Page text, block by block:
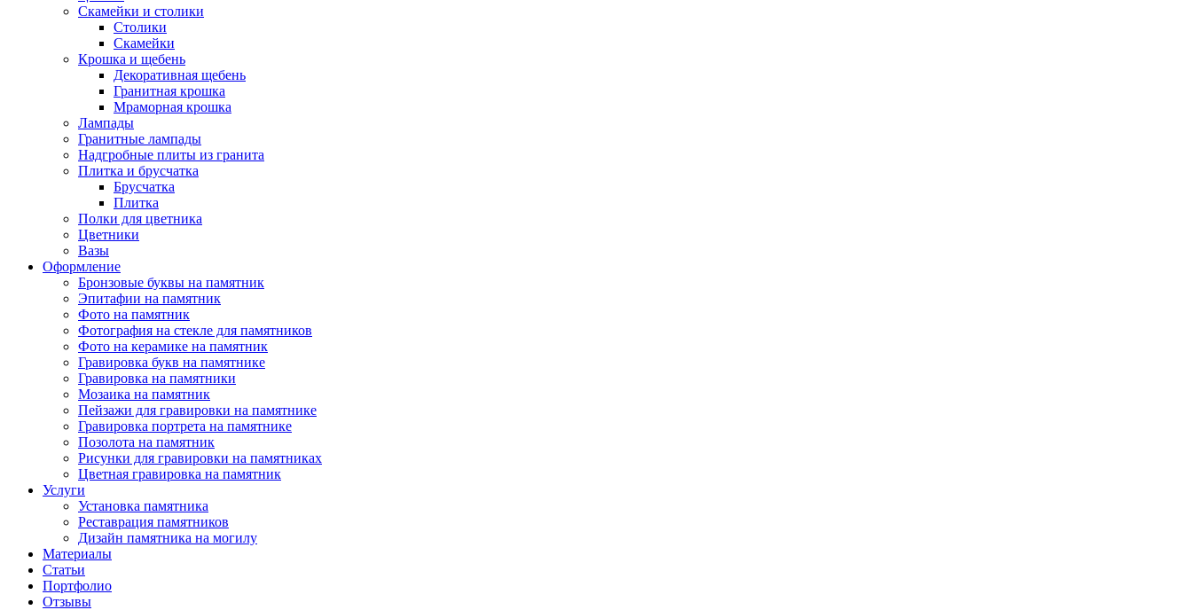
Скамейки и столики
Столики
Скамейки
Крошка и щебень
Декоративная щебень
Гранитная крошка
Мраморная крошка
Лампады
Гранитные лампады
Надгробные плиты из гранита
Плитка и брусчатка
Брусчатка
Плитка
Полки для цветника
Цветники
Вазы
Оформление
Бронзовые буквы на памятник
Эпитафии на памятник
Фото на памятник
Фотография на стекле для памятников
Фото на керамике на памятник
Гравировка букв на памятнике
Гравировка на памятники
Мозаика на памятник
Пейзажи для гравировки на памятнике
Гравировка портрета на памятнике
Позолота на памятник
Рисунки для гравировки на памятниках
Цветная гравировка на памятник
Услуги
Установка памятника
Реставрация памятников
Дизайн памятника на могилу
Материалы
Статьи
Портфолио
Отзывы